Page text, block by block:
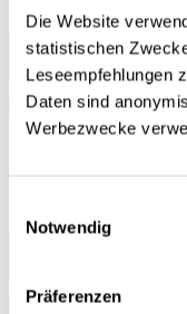
Die Website
statistischen
Leseempfehlungen
Daten sind
Werbezwecke
Notwendig
Präferenzen
Mein Profil